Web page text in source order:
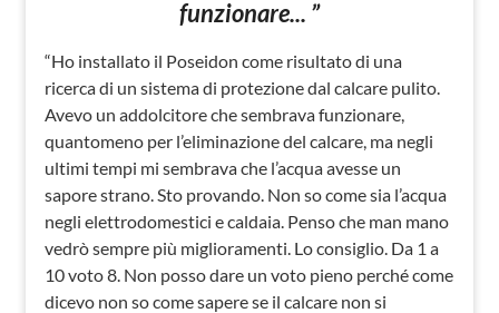
funzionare... ”
“Ho installato il Poseidon come risultato di una
ricerca di un sistema di protezione dal calcare pulito.
Avevo un addolcitore che sembrava funzionare,
quantomeno per l’eliminazione del calcare, ma negli
ultimi tempi mi sembrava che l’acqua avesse un
sapore strano. Sto provando. Non so come sia l’acqua
negli elettrodomestici e caldaia. Penso che man mano
vedrò sempre più miglioramenti. Lo consiglio. Da 1 a
10 voto 8. Non posso dare un voto pieno perché come
dicevo non so come sapere se il calcare non si